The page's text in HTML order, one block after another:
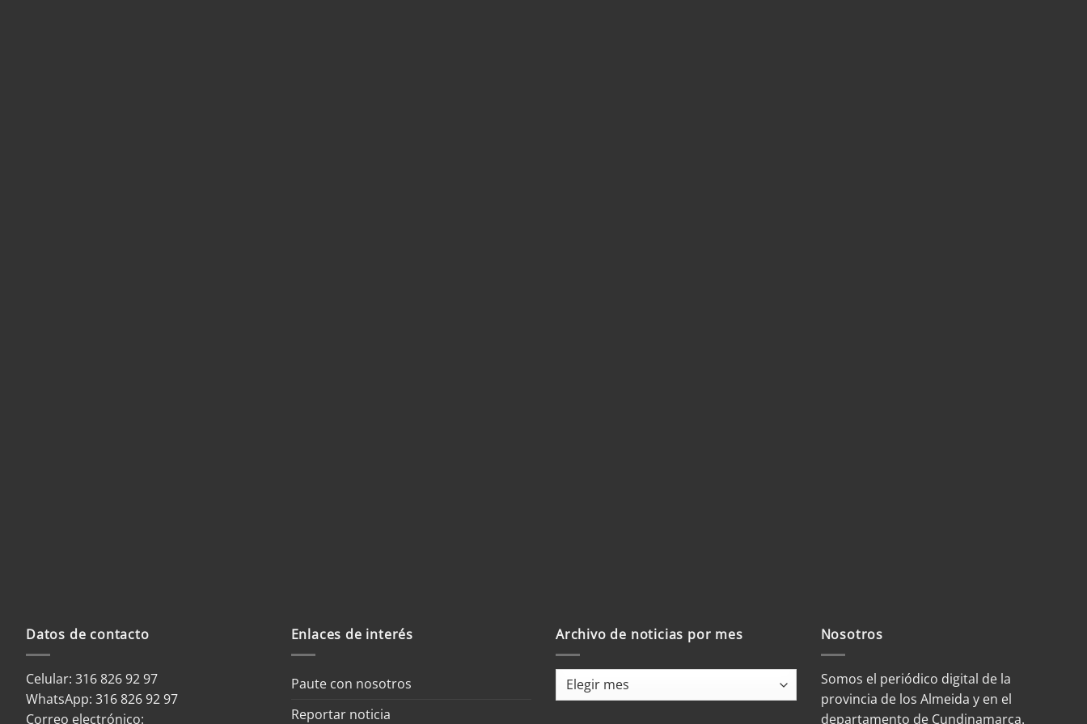
Datos de contacto
Celular: 316 826 92 97
WhatsApp: 316 826 92 97
Correo electrónico:
Enlaces de interés
Paute con nosotros
Reportar noticia
Archivo de noticias por mes
Archivo
de
Nosotros
Somos el periódico digital de la
provincia de los Almeida y en el
departamento de Cundinamarca.